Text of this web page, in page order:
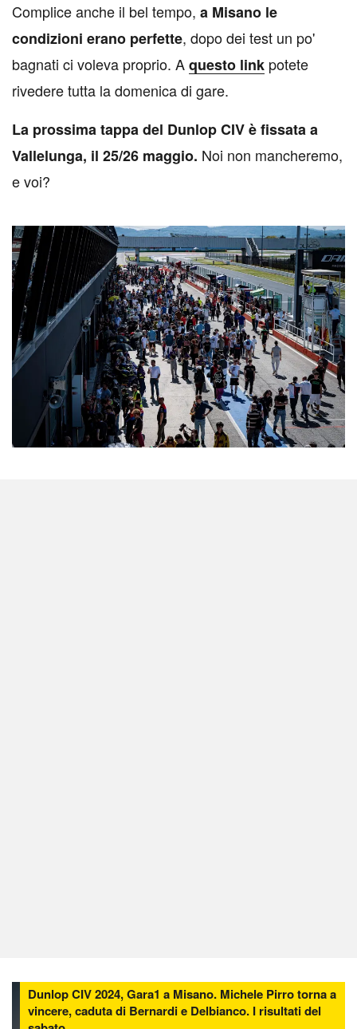
Complice anche il bel tempo, a Misano le
condizioni erano perfette, dopo dei test un po'
bagnati ci voleva proprio. Aquesto link potete
rivedere tutta la domenica di gare.
La prossima tappa del Dunlop CIV è fissata a
Vallelunga, il 25/26 maggio. Noi non mancheremo,
e voi?
Dunlop CIV 2024, Gara1 a Misano. Michele Pirro torna a
vincere, caduta di Bernardi e Delbianco. I risultati del